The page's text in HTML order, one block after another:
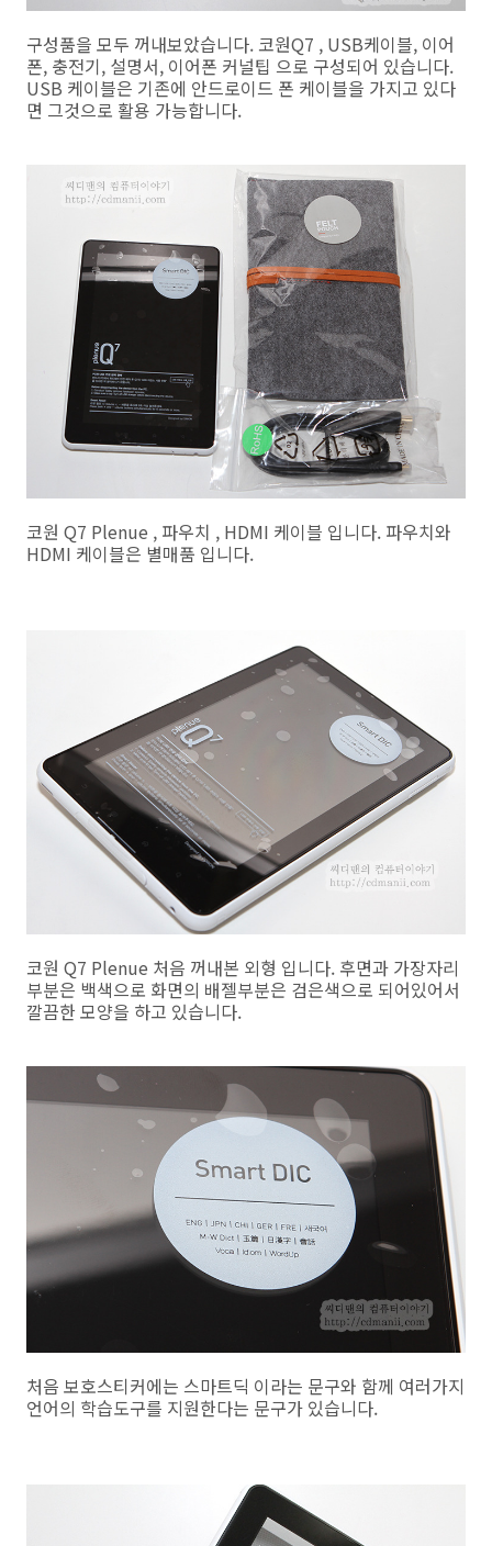
구성품을 모두 꺼내보았습니다. 코원Q7 , USB케이블, 이어
폰, 충전기, 설명서, 이어폰 커널팁 으로 구성되어 있습니다.
USB 케이블은 기존에 안드로이드 폰 케이블을 가지고 있다
면 그것으로 활용 가능합니다.
코원 Q7 Plenue , 파우치 , HDMI 케이블 입니다. 파우치와
HDMI 케이블은 별매품 입니다.
코원 Q7 Plenue 처음 꺼내본 외형 입니다. 후면과 가장자리
부분은 백색으로 화면의 배젤부분은 검은색으로 되어있어서
깔끔한 모양을 하고 있습니다.
처음 보호스티커에는 스마트딕 이라는 문구와 함께 여러가지
언어의 학습도구를 지원한다는 문구가 있습니다.